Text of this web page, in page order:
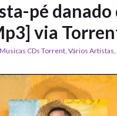
pé danado
via
‎Musicas CDs Torrent, Vários Artistas,